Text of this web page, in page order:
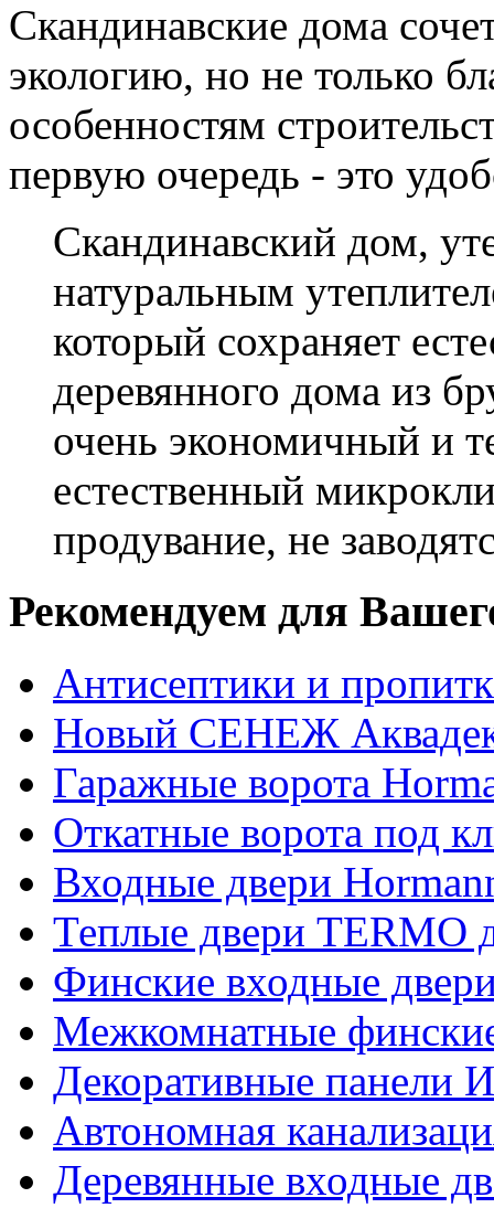
Скандинавские дома
экологию, но не только
особенностям
первую очередь - это
Скандинавский дом,
натуральным
который сохраняет
деревянного дома из
очень экономичный и
естественный
продувание, не
Рекомендуем для
Антисептики и
Новый СЕНЕЖ
Гаражные ворота
Откатные ворота под
Входные двери
Теплые двери TERMO
Финские входные
Межкомнатные
Декоративные панели
Автономная
Деревянные входные